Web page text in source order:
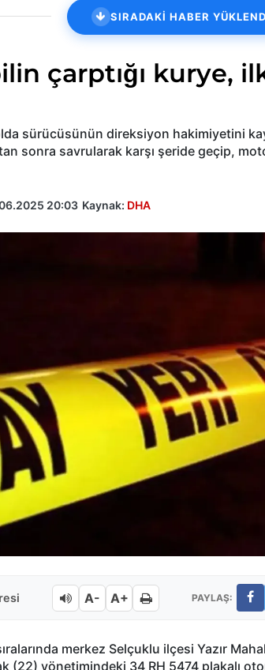
SIRADAKİ HABER
çarptığı kurye,
sürücüsünün direksiyon hakimiyetini
sonra savrularak karşı şeride geçip,
20:03 Kaynak: DHA
A- A+ PAYLAŞ:
merkez Selçuklu ilçesi Yazır
(22) yönetimindeki 34 RH 5474 plakalı